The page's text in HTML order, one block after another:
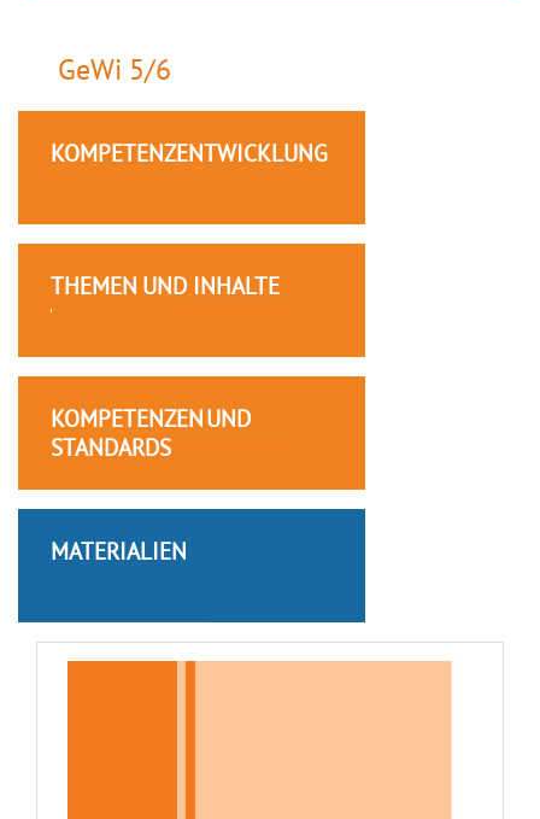
GeWi 5/6
KOMPETENZENTWICKLUNG
THEMEN UND INHALTE
KOMPETENZEN UND
STANDARDS
MATERIALIEN